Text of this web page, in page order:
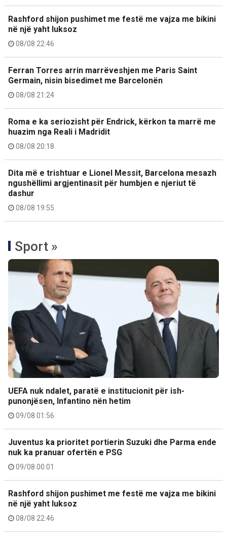
Rashford shijon pushimet me festë me vajza me bikini
në një yaht luksoz
08/08 22:46
Ferran Torres arrin marrëveshjen me Paris Saint
Germain, nisin bisedimet me Barcelonën
08/08 21:24
Roma e ka seriozisht për Endrick, kërkon ta marrë me
huazim nga Reali i Madridit
08/08 20:18
Dita më e trishtuar e Lionel Messit, Barcelona mesazh
ngushëllimi argjentinasit për humbjen e njeriut të
dashur
08/08 19:55
Sport »
UEFA nuk ndalet, paratë e institucionit për ish-
punonjësen, Infantino nën hetim
09/08 01:56
Juventus ka prioritet portierin Suzuki dhe Parma ende
nuk ka pranuar ofertën e PSG
09/08 00:01
Rashford shijon pushimet me festë me vajza me bikini
në një yaht luksoz
08/08 22:46